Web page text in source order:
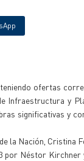
ofertas
Infraestructura y
significativas y
la Nación, Cristina
Néstor Kirchner